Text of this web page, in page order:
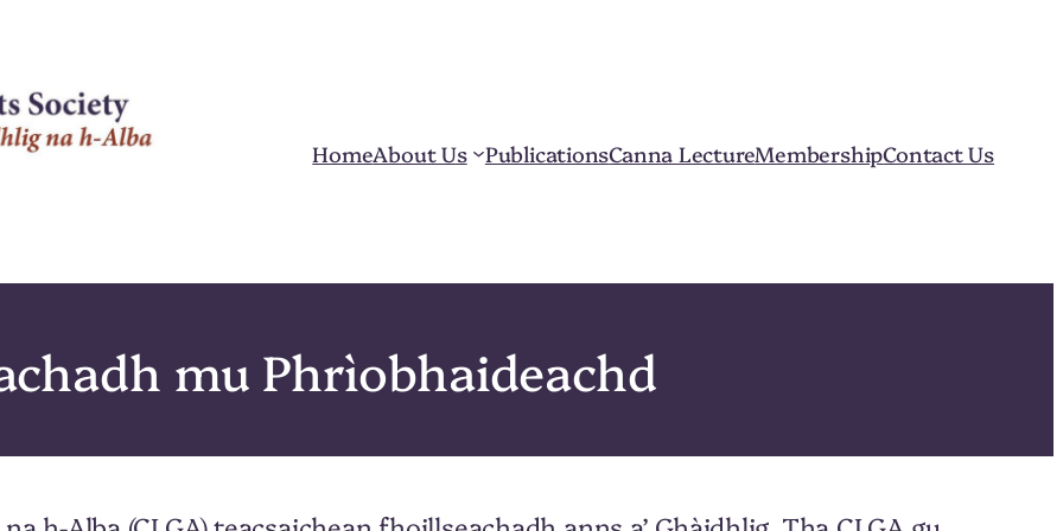
HomeAbout Us PublicationsCanna LectureMembershipContact Us
mu Phrìobhaideachd